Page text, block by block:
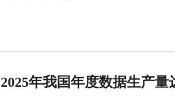
2025年我国年度数据生产量